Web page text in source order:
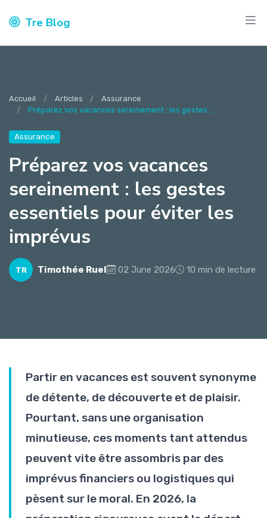
Tre Blog
Accueil Articles
Assurance
Préparez vos vacances sereinement : les gestes ...
Assurance
Préparez vos vacances
sereinement : les gestes
essentiels pour éviter les
imprévus
TR Timothée Ruel 02 June 2026 10 min de lecture
Partir en vacances est souvent synonyme
de détente, de découverte et de plaisir.
Pourtant, sans une organisation
minutieuse, ces moments tant attendus
peuvent vite être assombris par des
imprévus financiers ou logistiques qui
pèsent sur le moral. En 2026, la